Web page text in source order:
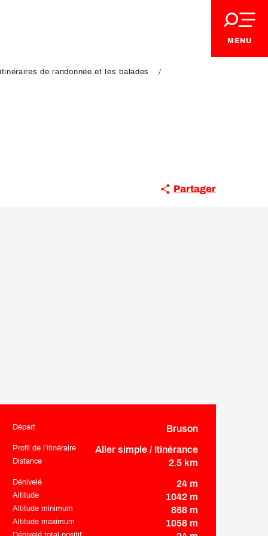
MENU
de randonnée et les balades
Partager
Informations pratiques
Départ Bruson
Profil de l’itinéraire Aller simple / Itinérance
Distance 2.5 km
Dénivelé 24 m
Altitude 1042 m
Altitude minimum 868 m
Altitude maximum 1058 m